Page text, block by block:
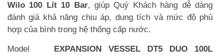
Wilo 100 Lít 10 Bar, giúp Quý Khách hàng dễ dàng
đánh giá khả năng chịu áp, dung tích và mức độ phù
hợp của bình trong hệ thống cấp nước.
Model
EXPANSION VESSEL DT5 DUO 100L